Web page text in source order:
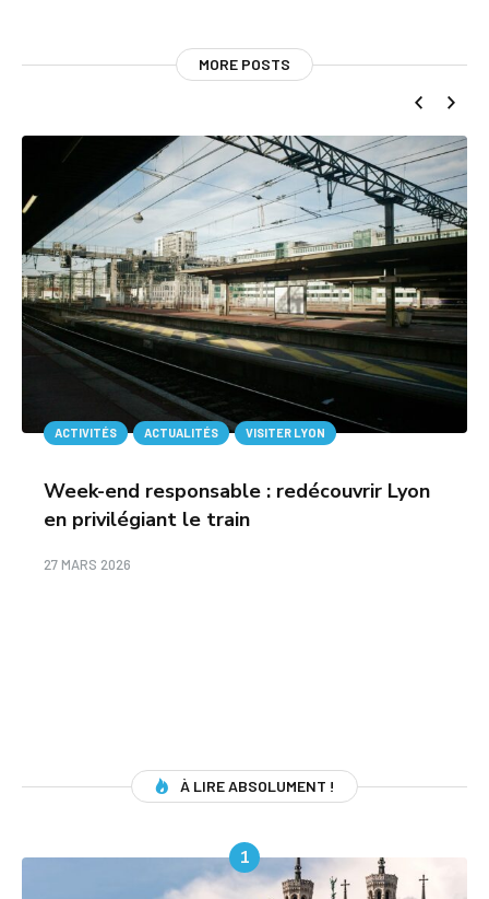
MORE POSTS
ACTIVITÉS ACTUALITÉS VISITER LYON
Week-end responsable : redécouvrir Lyon
en privilégiant le train
27 MARS 2026
À LIRE ABSOLUMENT !
1